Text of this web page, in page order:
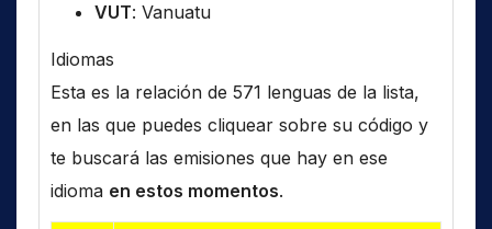
VUT: Vanuatu
Idiomas
Esta es la relación de 571 lenguas de la lista,
en las que puedes cliquear sobre su código y
te buscará las emisiones que hay en ese
idioma en estos momentos.